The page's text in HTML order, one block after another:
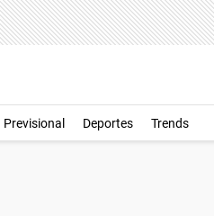
Previsional Deportes Trends